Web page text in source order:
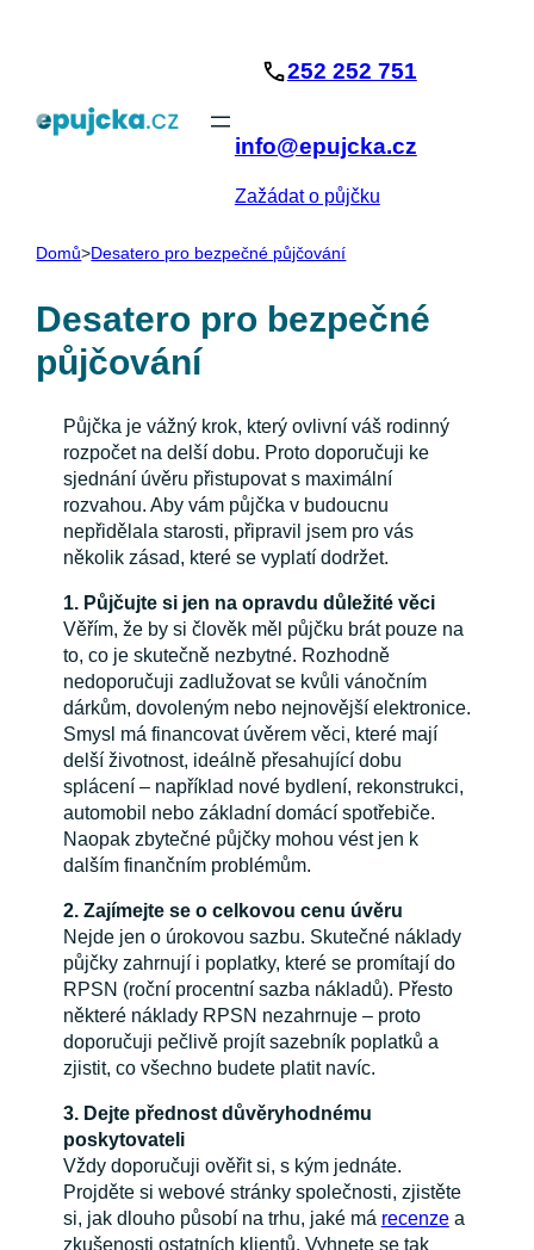
252 252 751
info@epujcka.cz
Zažádat o půjčku
Domů>Desatero pro bezpečné půjčování
Desatero pro bezpečné
půjčování
Půjčka je vážný krok, který ovlivní váš rodinný
rozpočet na delší dobu. Proto doporučuji ke
sjednání úvěru přistupovat s maximální
rozvahou. Aby vám půjčka v budoucnu
nepřidělala starosti, připravil jsem pro vás
několik zásad, které se vyplatí dodržet.
1. Půjčujte si jen na opravdu důležité věci
Věřím, že by si člověk měl půjčku brát pouze na
to, co je skutečně nezbytné. Rozhodně
nedoporučuji zadlužovat se kvůli vánočním
dárkům, dovoleným nebo nejnovější elektronice.
Smysl má financovat úvěrem věci, které mají
delší životnost, ideálně přesahující dobu
splácení – například nové bydlení, rekonstrukci,
automobil nebo základní domácí spotřebiče.
Naopak zbytečné půjčky mohou vést jen k
dalším finančním problémům.
2. Zajímejte se o celkovou cenu úvěru
Nejde jen o úrokovou sazbu. Skutečné náklady
půjčky zahrnují i poplatky, které se promítají do
RPSN (roční procentní sazba nákladů). Přesto
některé náklady RPSN nezahrnuje – proto
doporučuji pečlivě projít sazebník poplatků a
zjistit, co všechno budete platit navíc.
3. Dejte přednost důvěryhodnému
poskytovateli
Vždy doporučuji ověřit si, s kým jednáte.
Projděte si webové stránky společnosti, zjistěte
si, jak dlouho působí na trhu, jaké má recenzea
zkušenosti ostatních klientů. Vyhnete se tak